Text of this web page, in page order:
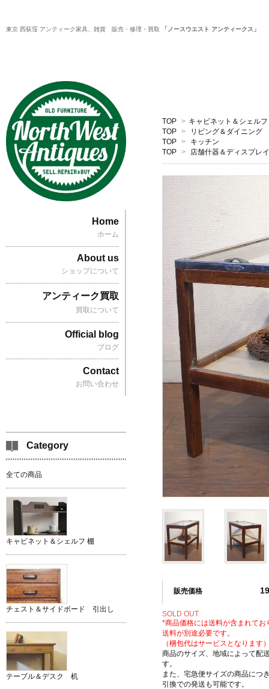
東京 西荻窪 アンティーク家具、雑貨 販売・修理・買取 「ノースウエスト アンティークス」
TOP > キャビネット＆シェルフ
TOP >
リビング＆ダイニング
TOP >
キッチン
TOP > 店舗什器＆ディスプレイ
販売価格
SOLD OUT
*商品価格には送料が含まれてお
送料が別途必要です。
（梱包代はサービスとなります
商品のサイズ、地域によって配
す。
また、宅急便サイズの商品につ
引換での発送も可能です。
Home
ホーム
About us
ショップについて
アンティーク買取
買取について
Official blog
ブログ
Contact
お問い合わせ
Category
全ての商品
キャビネット＆シェルフ 棚
チェスト＆サイドボード 引出し
テーブル＆デスク 机